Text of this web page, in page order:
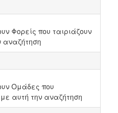
Φορείς που ταιριάζουν
αναζήτηση
Ομάδες που
αυτή την αναζήτηση